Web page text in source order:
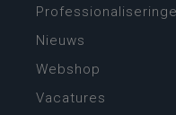
Nieuws
Webshop
Vacatures